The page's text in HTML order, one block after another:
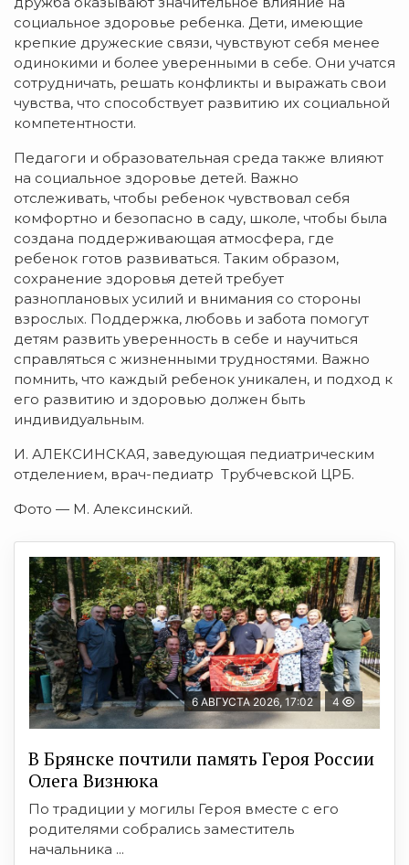
социальное здоровье ребенка. Дети, имеющие
крепкие дружеские связи, чувствуют себя менее
одинокими и более уверенными в себе. Они учатся
сотрудничать, решать конфликты и выражать свои
чувства, что способствует развитию их социальной
компетентности.
Педагоги и образовательная среда также влияют
на социальное здоровье детей. Важно
отслеживать, чтобы ребенок чувствовал себя
комфортно и безопасно в саду, школе, чтобы была
создана поддерживающая атмосфера, где
ребенок готов развиваться. Таким образом,
сохранение здоровья детей требует
разноплановых усилий и внимания со стороны
взрослых. Поддержка, любовь и забота помогут
детям развить уверенность в себе и научиться
справляться с жизненными трудностями. Важно
помнить, что каждый ребенок уникален, и подход к
его развитию и здоровью должен быть
индивидуальным.
И. АЛЕКСИНСКАЯ, заведующая педиатрическим
отделением, врач-педиатр Трубчевской ЦРБ.
Фото — М. Алексинский.
6 АВГУСТА 2026, 17:02 4
В Брянске почтили память Героя России
Олега Визнюка
По традиции у могилы Героя вместе с его
родителями собрались заместитель
начальника ...